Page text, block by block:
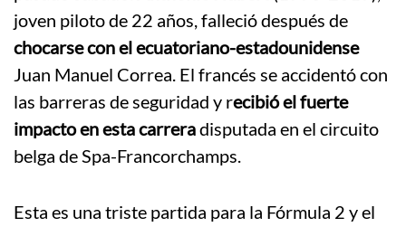
joven piloto de 22 años, falleció después de
chocarse con el ecuatoriano-estadounidense
Juan Manuel Correa. El francés se accidentó con
las barreras de seguridad y recibió el fuerte
impacto en esta carreradisputada en el circuito
belga de Spa-Francorchamps.
Esta es una triste partida para la Fórmula 2 y el